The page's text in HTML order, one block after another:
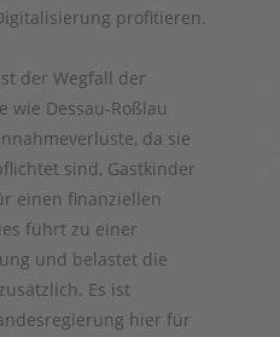
profitieren.
der Wegfall der
wie Dessau-Roßlau
da sie
sind, Gastkinder
einen finanziellen
führt zu einer
und belastet die
Es ist
hier für